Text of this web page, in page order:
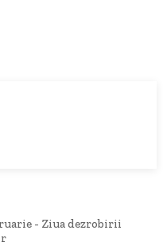
- Ziua dezrobirii